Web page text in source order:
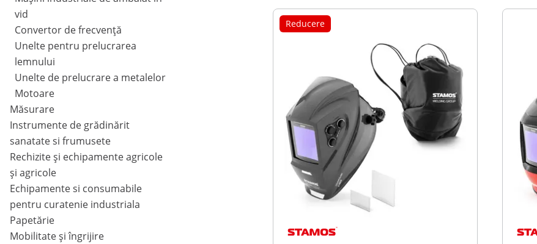
vid
Convertor de frecvență
Unelte pentru prelucrarea
lemnului
Unelte de prelucrare a metalelor
Motoare
Măsurare
Instrumente de grădinărit
sanatate si frumusete
Rechizite și echipamente agricole
și agricole
Echipamente si consumabile
pentru curatenie industriala
Papetărie
Mobilitate și îngrijire
Reducere